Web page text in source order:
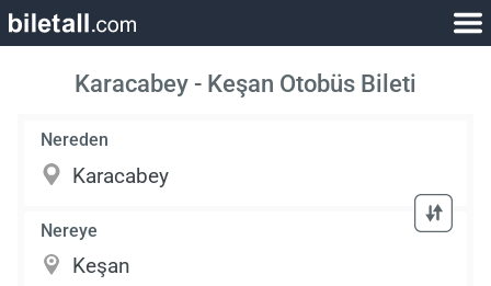
Karacabey - Keşan Otobüs Bileti
Nereden
Nereye